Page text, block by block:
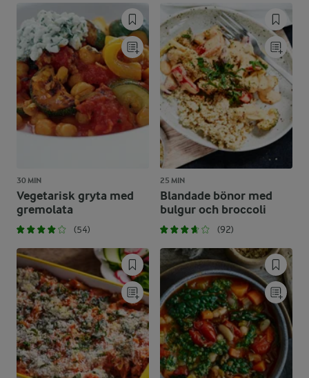
30 MIN
Vegetarisk gryta med
gremolata
(54)
25 MIN
Blandade bönor med
bulgur och broccoli
(92)